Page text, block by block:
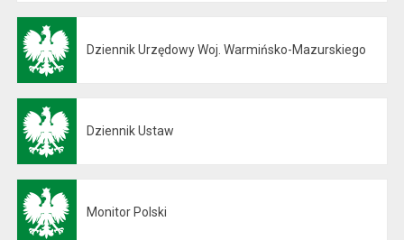
Dziennik Urzędowy Woj. Warmińsko-Mazurskiego
Dziennik Ustaw
Monitor Polski